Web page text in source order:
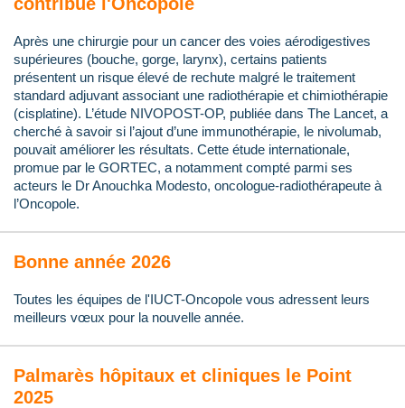
Après une chirurgie pour un cancer des voies aérodigestives
supérieures (bouche, gorge, larynx), certains patients
présentent un risque élevé de rechute malgré le traitement
standard adjuvant associant une radiothérapie et chimiothérapie
(cisplatine). L’étude NIVOPOST-OP, publiée dans The Lancet, a
cherché à savoir si l’ajout d’une immunothérapie, le nivolumab,
pouvait améliorer les résultats. Cette étude internationale,
promue par le GORTEC, a notamment compté parmi ses
acteurs le Dr Anouchka Modesto, oncologue-radiothérapeute à
l’Oncopole.
Bonne année 2026
Toutes les équipes de l'IUCT-Oncopole vous adressent leurs
meilleurs vœux pour la nouvelle année.
Palmarès hôpitaux et cliniques le Point
2025